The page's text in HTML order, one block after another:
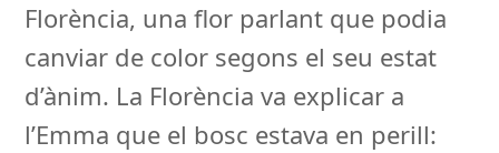
Florència, una flor parlant que podia
canviar de color segons el seu estat
d’ànim. La Florència va explicar a
l’Emma que el bosc estava en perill: